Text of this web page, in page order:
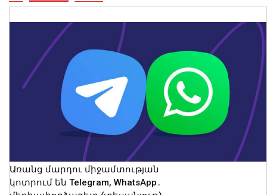
Կոտայքի մարզում Toyota-ն շրջվել է
երթևեկելի գոտում․ տուժել են կինը և
երկու անչափահաս երեխաները
09 Օգոստոս, 2026 23:02
Առանց մարդու միջամտության
կոտրում են Telegram, WhatsApp․